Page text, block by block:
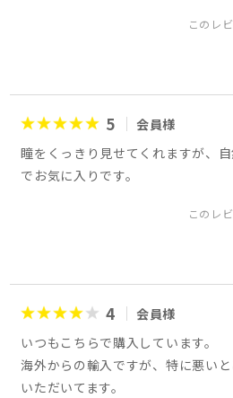
このレ
5
会員様
瞳をくっきり見せてくれますが、
でお気に入りです。
このレ
4
会員様
いつもこちらで購入しています。
海外からの輸入ですが、特に悪い
いただいてます。